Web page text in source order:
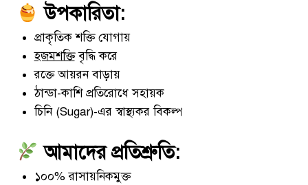
উপকারিতা:
প্রাকৃতিক শক্তি যোগায়
হজমশক্তিবৃদ্ধি করে
রক্তে আয়রন বাড়ায়
ঠান্ডা-কাশি প্রতিরোধে সহায়ক
চিনি (Sugar)-এর স্বাস্থ্যকর বিকল্প
আমাদের প্রতিশ্রুতি:
১০০% রাসায়নিকমুক্ত